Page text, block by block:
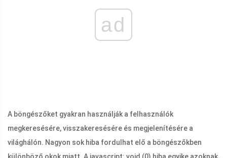
ad
A böngészőket gyakran használják a felhasználók
megkeresésére, visszakeresésére és megjelenítésére a
világhálón. Nagyon sok hiba fordulhat elő a böngészőkben
különböző okok miatt. A javascript: void (0) hiba egyike azoknak,